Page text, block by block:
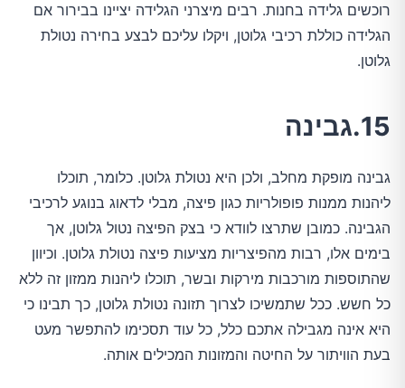
רוכשים גלידה בחנות. רבים מיצרני הגלידה יציינו בבירור אם
הגלידה כוללת רכיבי גלוטן, ויקלו עליכם לבצע בחירה נטולת
גלוטן.
15.גבינה
גבינה מופקת מחלב, ולכן היא נטולת גלוטן. כלומר, תוכלו
ליהנות ממנות פופולריות כגון פיצה, מבלי לדאוג בנוגע לרכיבי
הגבינה. כמובן שתרצו לוודא כי בצק הפיצה נטול גלוטן, אך
בימים אלו, רבות מהפיצריות מציעות פיצה נטולת גלוטן. וכיוון
שהתוספות מורכבות מירקות ובשר, תוכלו ליהנות ממזון זה ללא
כל חשש. ככל שתמשיכו לצרוך תזונה נטולת גלוטן, כך תבינו כי
היא אינה מגבילה אתכם כלל, כל עוד תסכימו להתפשר מעט
בעת הוויתור על החיטה והמזונות המכילים אותה.